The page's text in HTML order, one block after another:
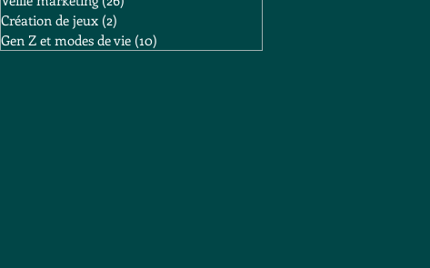
Création de jeux (2)
Gen Z et modes de vie (10)